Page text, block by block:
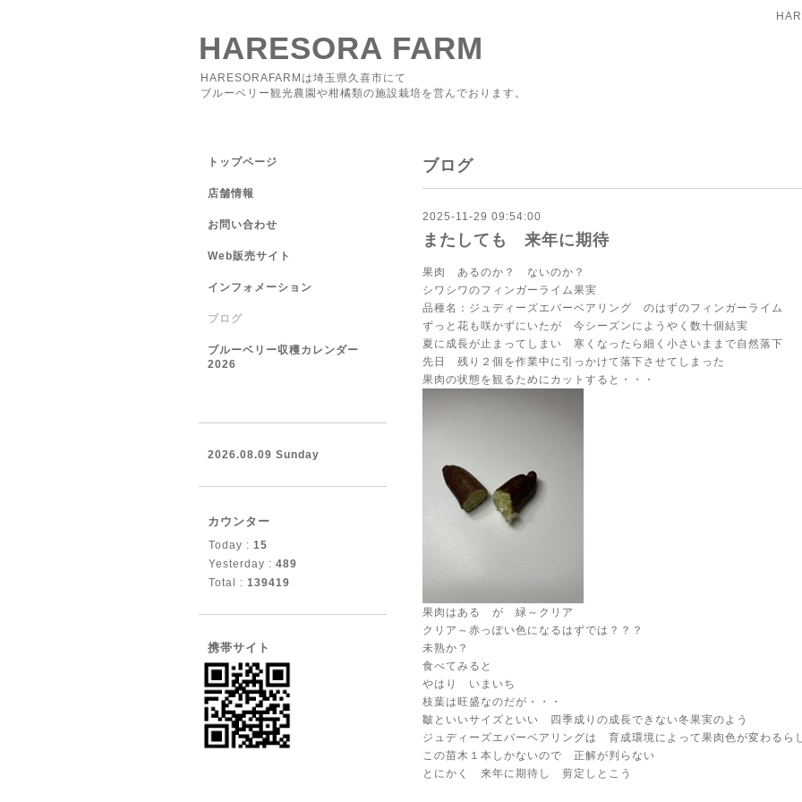
HARESORA FARM
HARESORAFARMは埼玉県久喜市にて
ブルーベリー観光農園や柑橘類の施設栽培を営んでおります。
ブログ
2025-11-29 09:54:00
またしても 来年に期待
果肉 あるのか？ ないのか？
シワシワのフィンガーライム果実
品種名：ジュディーズエバーベアリング のはずのフィンガーライム
ずっと花も咲かずにいたが 今シーズンにようやく数十個結実
夏に成長が止まってしまい 寒くなったら細く小さいままで自然落下
先日 残り２個を作業中に引っかけて落下させてしまった
果肉の状態を観るためにカットすると・・・
果肉はある が 緑～クリア
クリア～赤っぽい色になるはずでは？？？
未熟か？
食べてみると
やはり いまいち
枝葉は旺盛なのだが・・・
皺といいサイズといい 四季成りの成長できない冬果実のよう
ジュディーズエバーベアリングは 育成環境によって果肉色が変わるら
この苗木１本しかないので 正解が判らない
とにかく 来年に期待し 剪定しとこう
トップページ
店舗情報
お問い合わせ
Web販売サイト
インフォメーション
ブログ
ブルーベリー収穫カレンダー
2026
2026.08.09 Sunday
カウンター
Today : 15
Yesterday : 489
Total : 139419
携帯サイト